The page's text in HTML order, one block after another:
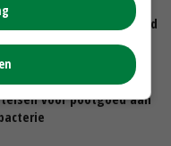
Vee&Logistiek Nederland
voor pootgoed aan